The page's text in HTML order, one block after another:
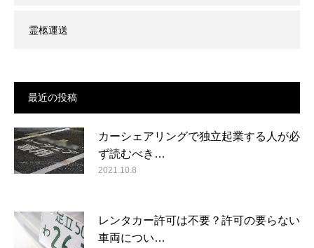
霊柩運送
最近の投稿
カーシェアリングで独立起業する人が必
ず読むべき…
2021.10.8
レンタカー許可は不要？許可の要らない
車両につい…